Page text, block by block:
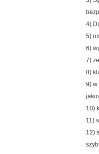
4)
5)
6)
7)
8)
9) w
10)
11)
12)